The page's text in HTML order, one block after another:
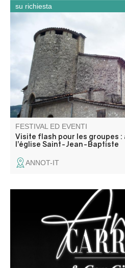
d’une visite flash guidée pour
court, l’église et la chapelle des
architecture, leurs œuvres et les
FESTIVAL ED EVENTI
Visite flash pour les groupes :
l’église Saint-Jean-Baptiste
su richiesta
ANNOT-IT
Récital de chanson française
l’accordéon de Guy Giuliano
ponctuée par la voix d’Anne